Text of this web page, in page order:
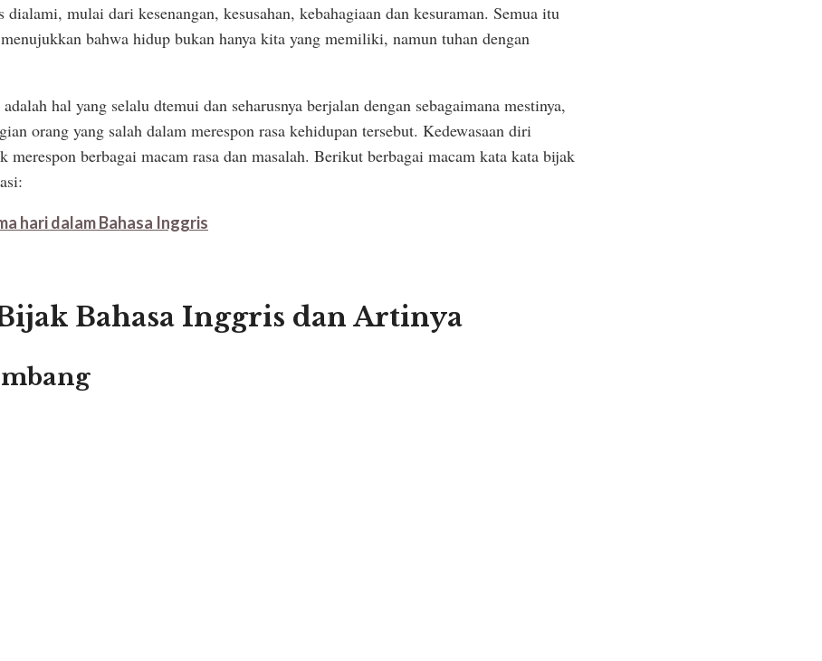
dialami, mulai dari kesenangan, kesusahan, kebahagiaan dan kesuraman. Semua itu
bahwa hidup bukan hanya kita yang memiliki, namun tuhan dengan
hal yang selalu dtemui dan seharusnya berjalan dengan sebagaimana mestinya,
orang yang salah dalam merespon rasa kehidupan tersebut. Kedewasaan diri
merespon berbagai macam rasa dan masalah. Berikut berbagai macam kata kata bijak
hari dalam Bahasa Inggris
Bahasa Inggris dan Artinya